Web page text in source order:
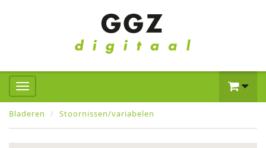
Bladeren Stoornissen/variabelen